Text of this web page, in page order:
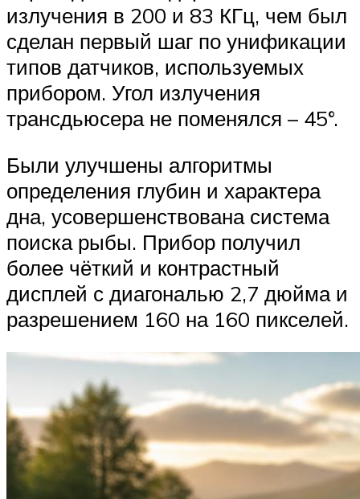
излучения в 200 и 83 КГц, чем был
сделан первый шаг по унификации
типов датчиков, используемых
прибором. Угол излучения
трансдьюсера не поменялся – 45°.
Были улучшены алгоритмы
определения глубин и характера
дна, усовершенствована система
поиска рыбы. Прибор получил
более чёткий и контрастный
дисплей с диагональю 2,7 дюйма и
разрешением 160 на 160 пикселей.